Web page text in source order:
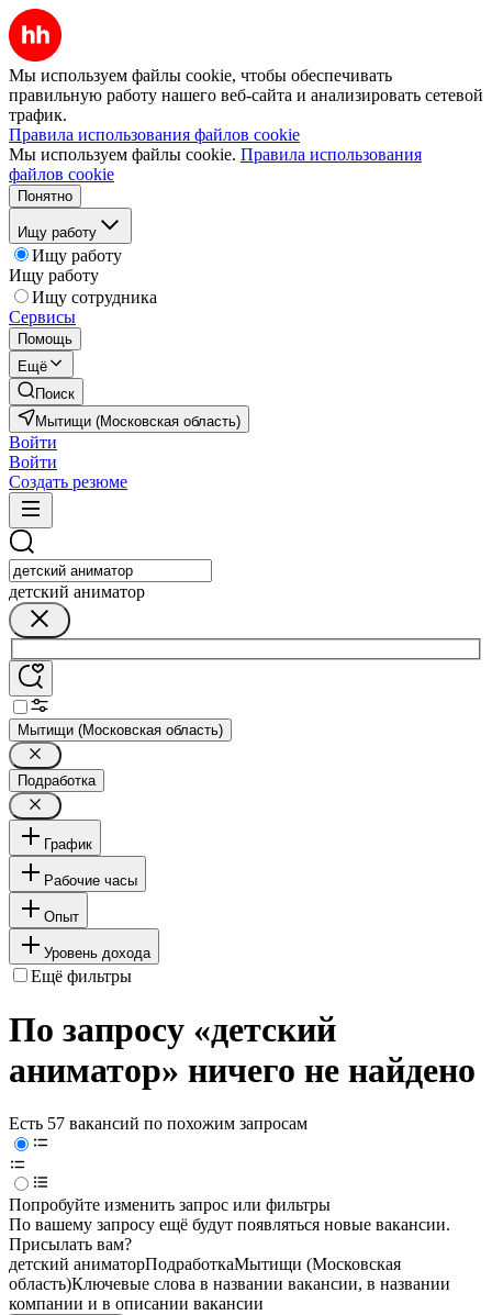
Мы используем файлы cookie, чтобы обеспечивать
правильную работу нашего веб-сайта и анализировать сетевой
трафик.
Правила использования файлов cookie
Мы используем файлы cookie. Правила использования
файлов cookie
Понятно
Ищу работу
Ищу работу
Ищу работу
Ищу сотрудника
Сервисы
Помощь
Ещё
Поиск
Мытищи (Московская область)
Войти
Войти
Создать резюме
детский аниматор
Мытищи (Московская область)
Подработка
График
Рабочие часы
Опыт
Уровень дохода
Ещё фильтры
По запросу «детский
аниматор» ничего не найдено
Есть 57 вакансий по похожим запросам
Попробуйте изменить запрос или фильтры
По вашему запросу ещё будут появляться новые вакансии.
Присылать вам?
детский аниматорПодработкаМытищи (Московская
область)Ключевые слова в названии вакансии, в названии
компании и в описании вакансии